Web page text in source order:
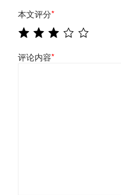
本文评分*
评论内容*